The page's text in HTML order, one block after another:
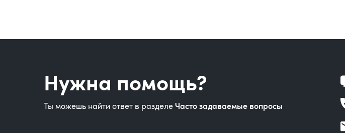
Нужна помощь?
Ты можешь найти ответ в разделеЧасто задаваемые вопросы